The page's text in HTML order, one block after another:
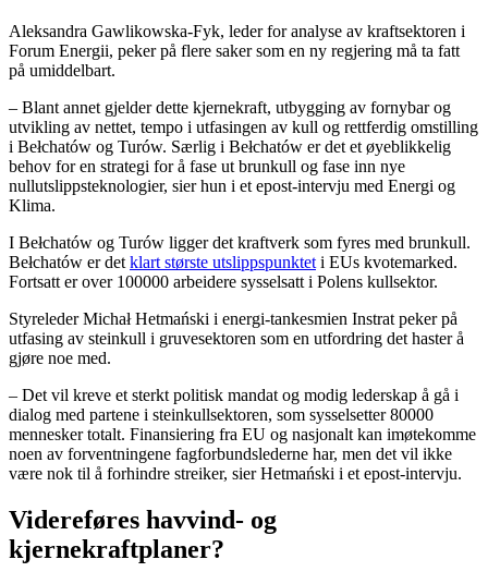
Aleksandra Gawlikowska-Fyk, leder for analyse av kraftsektoren i
Forum Energii, peker på flere saker som en ny regjering må ta fatt
på umiddelbart.
– Blant annet gjelder dette kjernekraft, utbygging av fornybar og
utvikling av nettet, tempo i utfasingen av kull og rettferdig omstilling
i Bełchatów og Turów. Særlig i Bełchatów er det et øyeblikkelig
behov for en strategi for å fase ut brunkull og fase inn nye
nullutslippsteknologier, sier hun i et epost-intervju med Energi og
Klima.
I Bełchatów og Turów ligger det kraftverk som fyres med brunkull.
Bełchatów er det klart største utslippspunktet i EUs kvotemarked.
Fortsatt er over 100000 arbeidere sysselsatt i Polens kullsektor.
Styreleder Michał Hetmański i energi-tankesmien Instrat peker på
utfasing av steinkull i gruvesektoren som en utfordring det haster å
gjøre noe med.
– Det vil kreve et sterkt politisk mandat og modig lederskap å gå i
dialog med partene i steinkullsektoren, som sysselsetter 80000
mennesker totalt. Finansiering fra EU og nasjonalt kan imøtekomme
noen av forventningene fagforbundslederne har, men det vil ikke
være nok til å forhindre streiker, sier Hetmański i et epost-intervju.
Videreføres havvind- og
kjernekraftplaner?